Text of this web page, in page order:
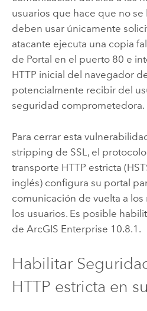
usuarios que hace que no
deben usar únicamente
atacante ejecuta una copia
de Portal en el puerto 80 e
HTTP inicial del navegador
potencialmente recibir del
seguridad comprometedora.
Para cerrar esta
stripping de SSL, el
transporte HTTP estricta
inglés) configura su portal
comunicación de vuelta a
los usuarios. Es posible
de ArcGIS Enterprise 10.8.1 .
Habilitar
HTTP estricta en